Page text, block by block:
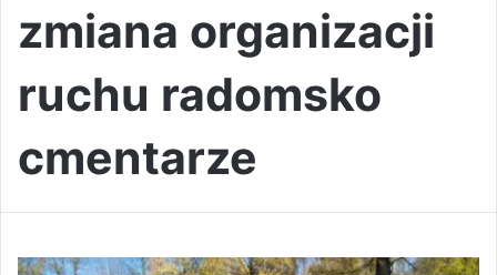
zmiana organizacji
ruchu radomsko
cmentarze